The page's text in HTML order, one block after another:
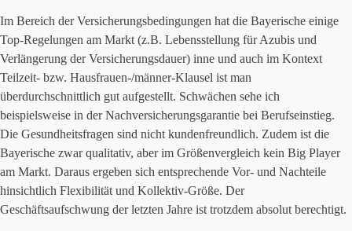
Im Bereich der Versicherungsbedingungen hat die Bayerische einige
Top-Regelungen am Markt (z.B. Lebensstellung für Azubis und
Verlängerung der Versicherungsdauer) inne und auch im Kontext
Teilzeit- bzw. Hausfrauen-/männer-Klausel ist man
überdurchschnittlich gut aufgestellt. Schwächen sehe ich
beispielsweise in der Nachversicherungsgarantie bei Berufseinstieg.
Die Gesundheitsfragen sind nicht kundenfreundlich. Zudem ist die
Bayerische zwar qualitativ, aber im Größenvergleich kein Big Player
am Markt. Daraus ergeben sich entsprechende Vor- und Nachteile
hinsichtlich Flexibilität und Kollektiv-Größe. Der
Geschäftsaufschwung der letzten Jahre ist trotzdem absolut berechtigt.